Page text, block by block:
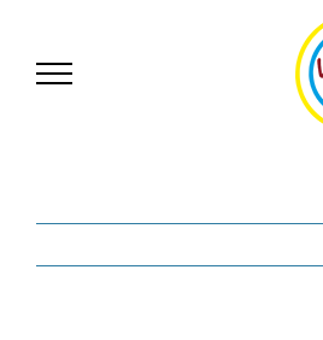
springen